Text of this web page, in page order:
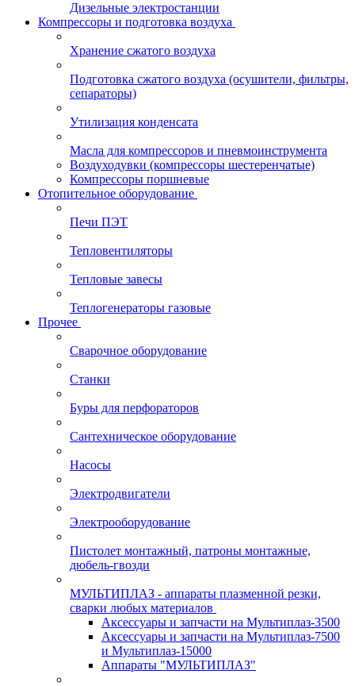
Дизельные электростанции
Компрессоры и подготовка воздуха
Хранение сжатого воздуха
Подготовка сжатого воздуха (осушители, фильтры,
сепараторы)
Утилизация конденсата
Масла для компрессоров и пневмоинструмента
Воздуходувки (компрессоры шестеренчатые)
Компрессоры поршневые
Отопительное оборудование
Печи ПЭТ
Тепловентиляторы
Тепловые завесы
Теплогенераторы газовые
Прочее
Сварочное оборудование
Станки
Буры для перфораторов
Сантехническое оборудование
Насосы
Электродвигатели
Электрооборудование
Пистолет монтажный, патроны монтажные,
дюбель-гвозди
МУЛЬТИПЛАЗ - аппараты плазменной резки,
сварки любых материалов
Аксессуары и запчасти на Мультиплаз-3500
Аксессуары и запчасти на Мультиплаз-7500
и Мультиплаз-15000
Аппараты "МУЛЬТИПЛАЗ"